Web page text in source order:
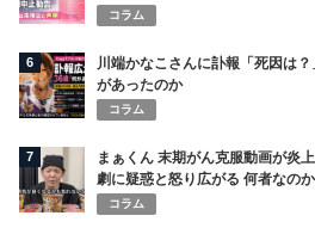
コラム
6
川端かなこさんに訃報「死因は
があったのか
コラム
7
まぁくん 末期がん克服動画が炎
劇に疑惑と怒り広がる 何者なの
コラム